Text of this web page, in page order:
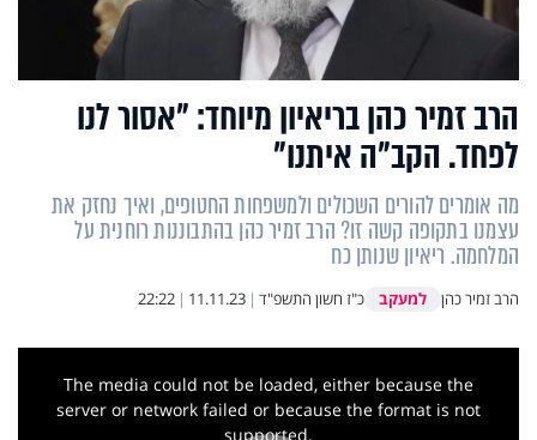
הרב זמיר כהן בריאיון מיוחד: "אסור לנו
לפחד. הקב"ה איתנו"
מה אומרים להורים השכולים ולמשפחות החטופים, ואיך נחזק את
עצמנו בתקופה קשה זו? הרב זמיר כהן בהתבוננות רוחנית על
המלחמה. ריאיון שנותן כח
הרב זמיר כהן למעקב כ"ז חשון התשפ"ד |
11.11.23
|
22:22
This
The media could not be loaded, either because the
server or network failed or because the format is not
supported.